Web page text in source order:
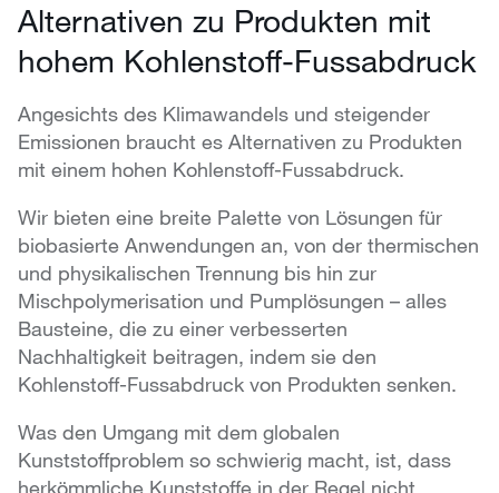
Alternativen zu Produkten mit
hohem Kohlenstoff-Fussabdruck
Angesichts des Klimawandels und steigender
Emissionen braucht es Alternativen zu Produkten
mit einem hohen Kohlenstoff-Fussabdruck.
Wir bieten eine breite Palette von Lösungen für
biobasierte Anwendungen an, von der thermischen
und physikalischen Trennung bis hin zur
Mischpolymerisation und Pumplösungen – alles
Bausteine, die zu einer verbesserten
Nachhaltigkeit beitragen, indem sie den
Kohlenstoff-Fussabdruck von Produkten senken.
Was den Umgang mit dem globalen
Kunststoffproblem so schwierig macht, ist, dass
herkömmliche Kunststoffe in der Regel nicht